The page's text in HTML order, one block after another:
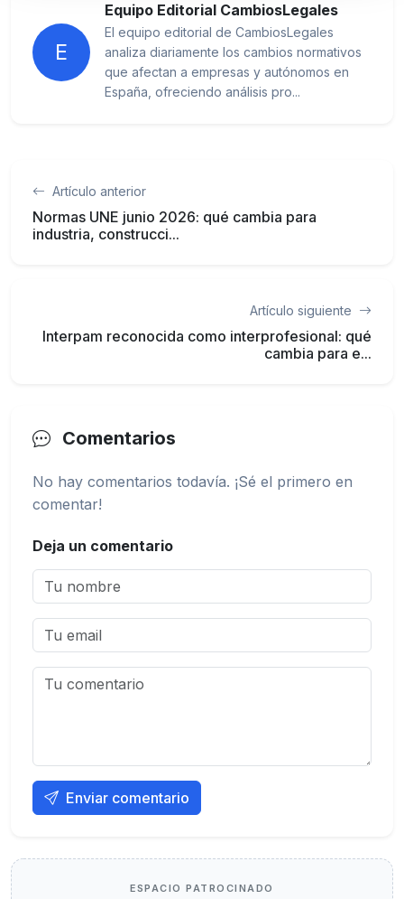
E
Equipo Editorial CambiosLegales
El equipo editorial de CambiosLegales
analiza diariamente los cambios normativos
que afectan a empresas y autónomos en
España, ofreciendo análisis pro...
Artículo anterior
Normas UNE junio 2026: qué cambia para
industria, construcci...
Artículo siguiente
Interpam reconocida como interprofesional: qué
cambia para e...
Comentarios
No hay comentarios todavía. ¡Sé el primero en
comentar!
Deja un comentario
Enviar comentario
ESPACIO PATROCINADO